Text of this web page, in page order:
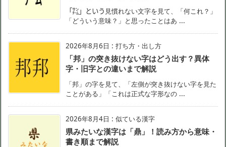
「㌠」という見慣れない文字を見て、「何これ？」
「どういう意味？」と思ったことはあ ...
2026年8月6日 : 打ち方・出し方
「邦」の突き抜けない字はどう出す？異体
字・旧字との違いまで解説
「邦」の字を見て、「左側が突き抜けない字を見た
ことがある」「これは正式な字形なの ...
2026年8月4日 : 似ている漢字
県みたいな漢字は「鼎」！読み方から意味・
書き順まで解説